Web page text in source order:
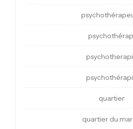
quartier
quartier du